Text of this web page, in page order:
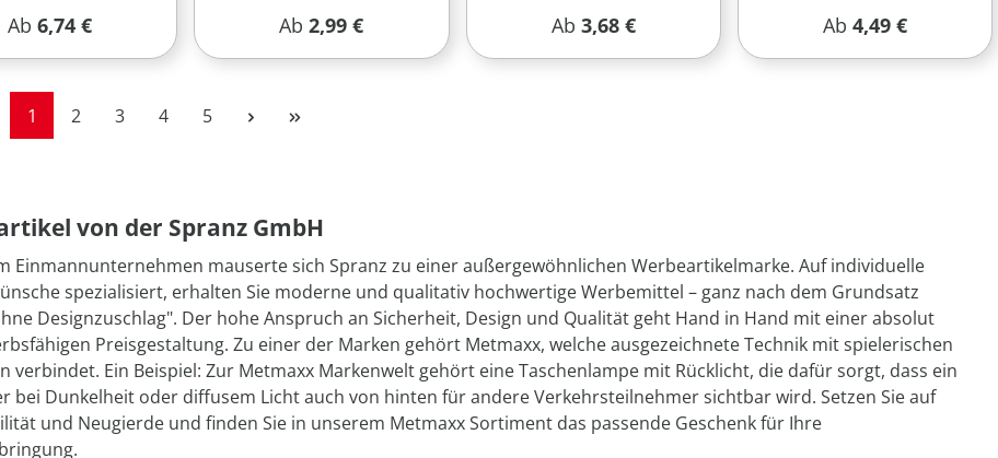
Regulärer Preis:
Ab6,74 € Regulärer Preis:
Ab2,99 € Regulärer Preis:
Ab 3,68 € Regulärer Preis:
Ab 4,49 €
Seite
1 Seite
2 Seite
3 Seite
4 Seite
5
von der Spranz GmbH
Einmannunternehmen mauserte sich Spranz zu einer außergewöhnlichen Werbeartikelmarke. Auf individuelle
spezialisiert, erhalten Sie moderne und qualitativ hochwertige Werbemittel – ganz nach dem Grundsatz
Designzuschlag". Der hohe Anspruch an Sicherheit, Design und Qualität geht Hand in Hand mit einer absolut
Preisgestaltung. Zu einer der Marken gehört Metmaxx, welche ausgezeichnete Technik mit spielerischen
verbindet. Ein Beispiel: Zur Metmaxx Markenwelt gehört eine Taschenlampe mit Rücklicht, die dafür sorgt, dass ein
bei Dunkelheit oder diffusem Licht auch von hinten für andere Verkehrsteilnehmer sichtbar wird. Setzen Sie auf
und Neugierde und finden Sie in unserem Metmaxx Sortiment das passende Geschenk für Ihre